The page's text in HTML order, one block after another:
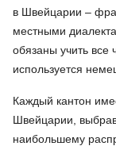
в Швейцарии –
местными
обязаны учить все
используется
Каждый кантон
Швейцарии,
наибольшему